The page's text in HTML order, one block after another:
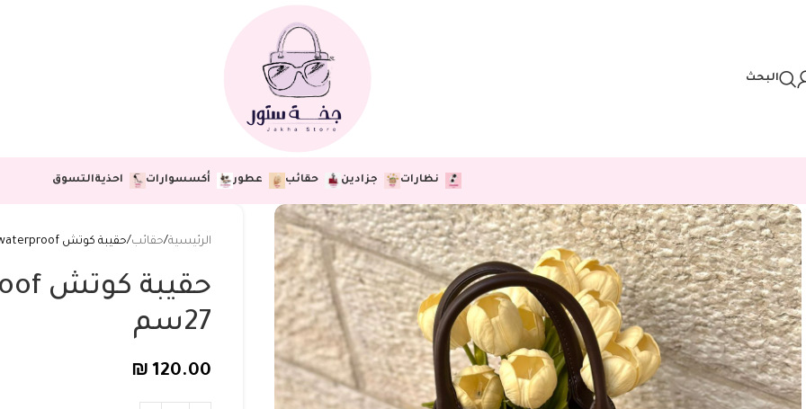
البحث
نظارات جزادين حقائب عطور أكسسوارات احذيةالتسوق
الرئيسية حقائب حقيبة كوتش waterproof قاعدة 27سم
27سم
₪ 120.00